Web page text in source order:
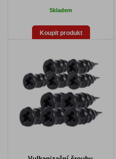
Skladem
Koupit produkt